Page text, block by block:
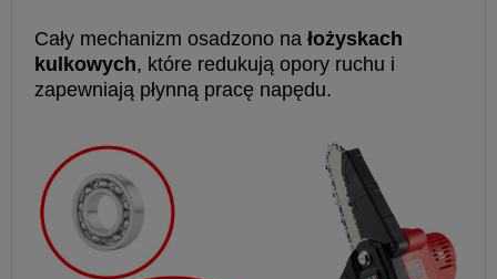
Cały mechanizm osadzono na łożyskach
kulkowych, które redukują opory ruchu i
zapewniają płynną pracę napędu.